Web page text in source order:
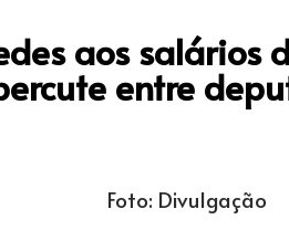
aos salários
entre
Foto: Divulgação